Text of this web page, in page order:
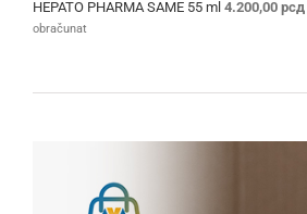
HEPATO PHARMA SAME 55 ml 4.200,00 рсд
obračunat